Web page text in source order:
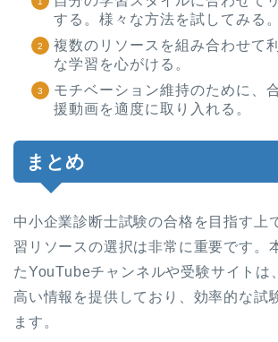
する。様々な方法を試してみる。
複数のリソースを組み合わせて
な学習を心がける。
モチベーション維持のために、
援動画を適度に取り入れる。
まとめ
中小企業診断士試験の合格を目指す上
習リソースの選択は非常に重要です。
たYouTubeチャンネルや受験サイトは
高い情報を提供しており、効率的な試
ます。